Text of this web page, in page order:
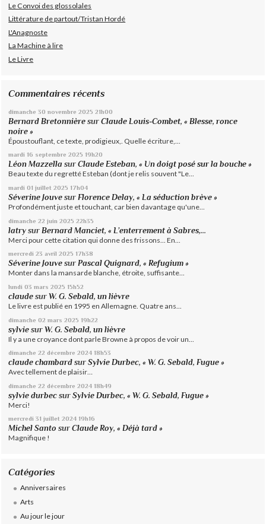
Le Convoi des glossolales
Littérature de partout/Tristan Hordé
L'Anagnoste
La Machine à lire
Le Livre
Commentaires récents
dimanche 30 novembre 2025 21h00
Bernard Bretonnière surClaude Louis-Combet, « Blesse, ronce
noire »
Époustouflant, ce texte, prodigieux,. Quelle écriture,...
mardi 16 septembre 2025 19h20
Léon Mazzella surClaude Esteban, « Un doigt posé sur la bouche »
Beau texte du regretté Esteban (dont je relis souvent "Le...
mardi 01 juillet 2025 17h04
Séverine Jouve surFlorence Delay, « La séduction brève »
Profondément juste et touchant, car bien davantage qu'une...
dimanche 22 juin 2025 22h35
latry surBernard Manciet, « L’enterrement à Sabres,...
Merci pour cette citation qui donne des frissons... En...
mercredi 23 avril 2025 17h38
Séverine Jouve surPascal Quignard, « Refugium »
Monter dans la mansarde blanche, étroite, suffisante...
lundi 03 mars 2025 15h52
claude surW. G. Sebald, un lièvre
Le livre est publié en 1995 en Allemagne. Quatre ans...
dimanche 02 mars 2025 19h22
sylvie surW. G. Sebald, un lièvre
Il y a une croyance dont parle Browne à propos de voir un...
dimanche 22 décembre 2024 18h53
claude chambard surSylvie Durbec, « W. G. Sebald, Fugue »
Avec tellement de plaisir…
dimanche 22 décembre 2024 18h49
sylvie durbec surSylvie Durbec, « W. G. Sebald, Fugue »
Merci!
mercredi 31 juillet 2024 19h16
Michel Santo surClaude Roy, « Déjà tard »
Magnifique !
Catégories
Anniversaires
Arts
Au jour le jour